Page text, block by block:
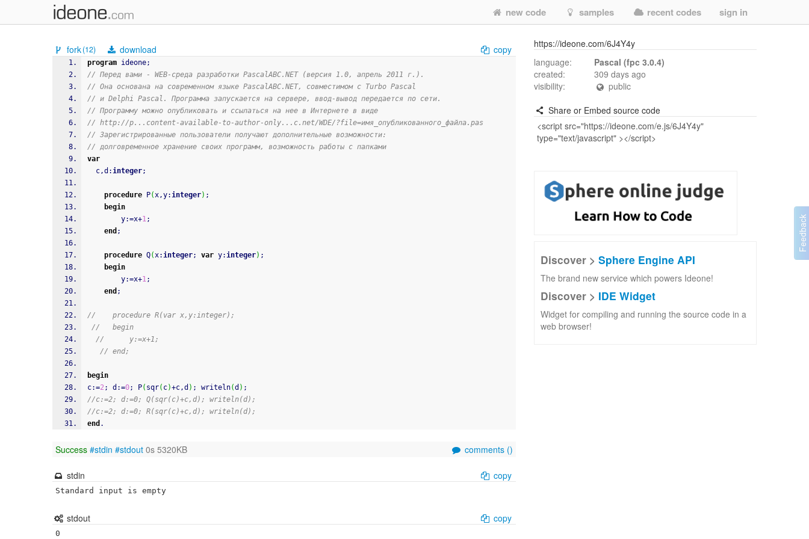
new code samples recent codes sign in
fork(12) download copy
program ideone;
// Перед вами - WEB-среда разработки PascalABC.NET (версия 1.0, апрель 2011 г.).
// Она основана на современном языке PascalABC.NET, совместимом с Turbo Pascal
// и Delphi Pascal. Программа запускается на сервере, ввод-вывод передается по сети.
// Программу можно опубликовать и ссылаться на нее в Интернете в виде
// http://p...content-available-to-author-only...c.net/WDE/?file=имя_опубликованного_файла.pas
// Зарегистрированные пользователи получают дополнительные возможности:
// долговременное хранение своих программ, возможность работы с папками
var
  c
,d :integer;
procedure P(x,y:integer) ;
begin
        y
:=x+1;
end ;
procedure Q(x:integer; var y:integer) ;
begin
        y
:=x+1;
end ;
//    procedure R(var x,y:integer);
//   begin
//      y:=x+1;
// end;
begin
c:=2; d :=0; P( sqr( c)+c,d ) ; writeln(d ) ;
//c:=2; d:=0; Q(sqr(c)+c,d); writeln(d);
//c:=2; d:=0; R(sqr(c)+c,d); writeln(d);
end .
Success #stdin #stdout 0s 5320KB comments ()
stdin copy
Standard input is empty
stdout copy
https://ideone.com/6J4Y4y
language:
Pascal (fpc 3.0.4)
created:
309 days ago
visibility:
public
Share or Embed source code
Discover > Sphere Engine API
The brand new service which powers Ideone!
Discover > IDE Widget
Widget for compiling and running the source code in a
web browser!